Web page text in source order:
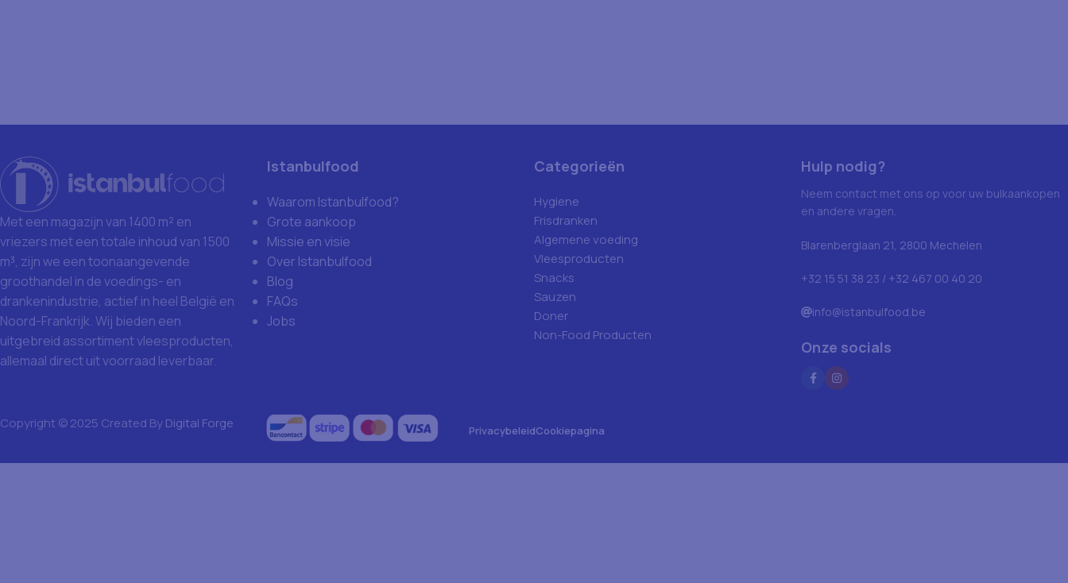
Met een magazijn van 1400 m² en
vriezers met een totale inhoud van 1500
m³, zijn we een toonaangevende
groothandel in de voedings- en
drankenindustrie, actief in heel België en
Noord-Frankrijk. Wij bieden een
uitgebreid assortiment vleesproducten,
allemaal direct uit voorraad leverbaar.
Istanbulfood
Waarom Istanbulfood?
Grote aankoop
Missie en visie
Over Istanbulfood
Blog
FAQs
Jobs
Categorieën
Hygiene
Frisdranken
Algemene voeding
Vleesproducten
Snacks
Sauzen
Doner
Non-Food Producten
Hulp nodig?
Neem contact met ons op voor uw bulkaankopen
en andere vragen.
Blarenberglaan 21, 2800 Mechelen
+32 15 51 38 23 / +32 467 00 40 20
info@istanbulfood.be
Onze socials
Copyright © 2025 Created ByDigital Forge PrivacybeleidCookiepagina